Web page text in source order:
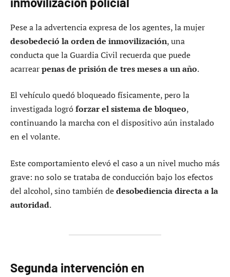
Pese a la advertencia expresa de los agentes, la mujer
desobedeció la orden de inmovilización, una
conducta que la Guardia Civil recuerda que puede
acarrearpenas de prisión de tres meses a un año.
El vehículo quedó bloqueado físicamente, pero la
investigada logróforzar el sistema de bloqueo,
continuando la marcha con el dispositivo aún instalado
en el volante.
Este comportamiento elevó el caso a un nivel mucho más
grave: no solo se trataba de conducción bajo los efectos
del alcohol, sino también dedesobediencia directa a la
autoridad.
Segunda intervención en